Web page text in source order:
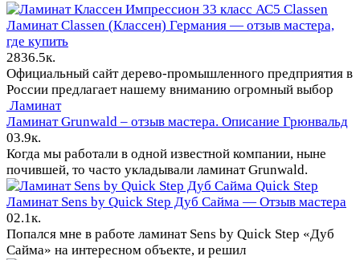
Classen
Ламинат Classen (Классен) Германия — отзыв мастера,
где купить
2836.5к.
Официальный сайт дерево-промышленного предприятия в
России предлагает нашему вниманию огромный выбор
Ламинат
Ламинат Grunwald – отзыв мастера. Описание Грюнвальд
03.9к.
Когда мы работали в одной известной компании, ныне
почившей, то часто укладывали ламинат Grunwald.
Quick Step
Ламинат Sens by Quick Step Дуб Сайма — Отзыв мастера
02.1к.
Попался мне в работе ламинат Sens by Quick Step «Дуб
Сайма» на интересном объекте, и решил